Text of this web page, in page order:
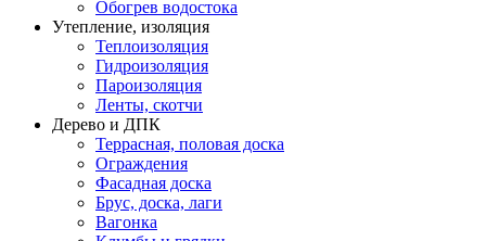
Обогрев водостока
Утепление, изоляция
Теплоизоляция
Гидроизоляция
Пароизоляция
Ленты, скотчи
Дерево и ДПК
Террасная, половая доска
Ограждения
Фасадная доска
Брус, доска, лаги
Вагонка